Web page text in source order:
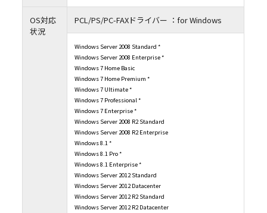
OS対応
状況
PCL/PS/PC-FAXドライバー ：for Windows
Windows Server 2008 Standard *
Windows Server 2008 Enterprise *
Windows 7 Home Basic
Windows 7 Home Premium *
Windows 7 Ultimate *
Windows 7 Professional *
Windows 7 Enterprise *
Windows Server 2008 R2 Standard
Windows Server 2008 R2 Enterprise
Windows 8.1 *
Windows 8.1 Pro *
Windows 8.1 Enterprise *
Windows Server 2012 Standard
Windows Server 2012 Datacenter
Windows Server 2012 R2 Standard
Windows Server 2012 R2 Datacenter